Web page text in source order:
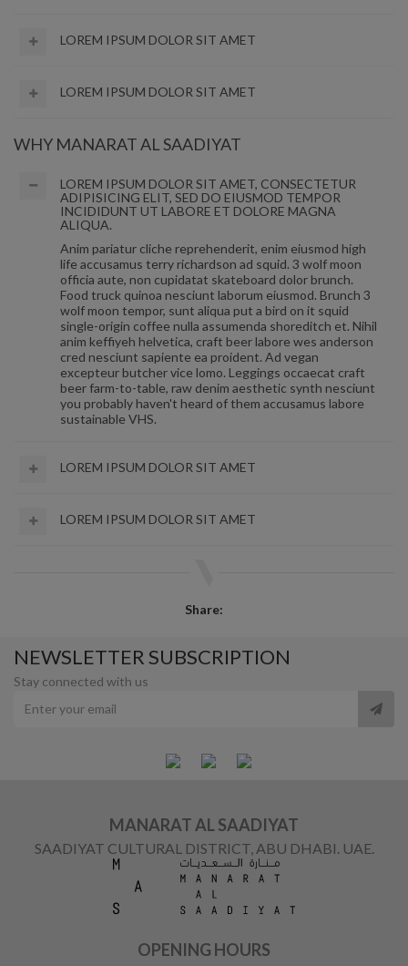
LOREM IPSUM DOLOR SIT AMET
LOREM IPSUM DOLOR SIT AMET
WHY MANARAT AL SAADIYAT
LOREM IPSUM DOLOR SIT AMET, CONSECTETUR
ADIPISICING ELIT, SED DO EIUSMOD TEMPOR
INCIDIDUNT UT LABORE ET DOLORE MAGNA
ALIQUA.
Anim pariatur cliche reprehenderit, enim eiusmod high
life accusamus terry richardson ad squid. 3 wolf moon
officia aute, non cupidatat skateboard dolor brunch.
Food truck quinoa nesciunt laborum eiusmod. Brunch 3
wolf moon tempor, sunt aliqua put a bird on it squid
single-origin coffee nulla assumenda shoreditch et. Nihil
anim keffiyeh helvetica, craft beer labore wes anderson
cred nesciunt sapiente ea proident. Ad vegan
excepteur butcher vice lomo. Leggings occaecat craft
beer farm-to-table, raw denim aesthetic synth nesciunt
you probably haven't heard of them accusamus labore
sustainable VHS.
LOREM IPSUM DOLOR SIT AMET
LOREM IPSUM DOLOR SIT AMET
Share:
NEWSLETTER SUBSCRIPTION
Stay connected with us
MANARAT AL SAADIYAT
SAADIYAT CULTURAL DISTRICT, ABU DHABI. UAE.
OPENING HOURS